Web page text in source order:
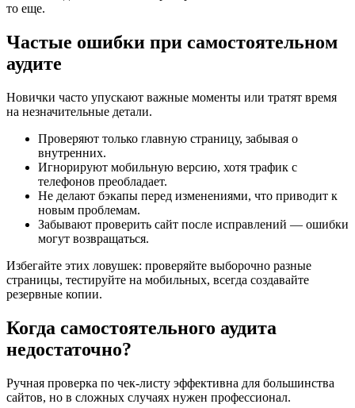
то еще.
Частые ошибки при самостоятельном
аудите
Новички часто упускают важные моменты или тратят время
на незначительные детали.
Проверяют только главную страницу, забывая о
внутренних.
Игнорируют мобильную версию, хотя трафик с
телефонов преобладает.
Не делают бэкапы перед изменениями, что приводит к
новым проблемам.
Забывают проверить сайт после исправлений — ошибки
могут возвращаться.
Избегайте этих ловушек: проверяйте выборочно разные
страницы, тестируйте на мобильных, всегда создавайте
резервные копии.
Когда самостоятельного аудита
недостаточно?
Ручная проверка по чек-листу эффективна для большинства
сайтов, но в сложных случаях нужен профессионал.